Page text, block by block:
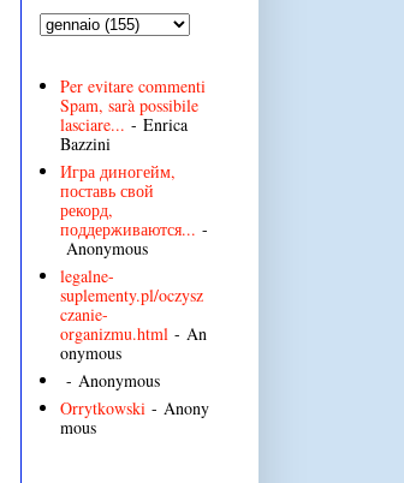
Per evitare commenti
Spam, sarà possibile
lasciare... - Enrica
Bazzini
Игра диногейм,
поставь свой
рекорд,
поддерживаются... -
Anonymous
legalne-
suplementy.pl/oczysz
czanie-
organizmu.html - An
onymous
- Anonymous
Orrytkowski - Anony
mous